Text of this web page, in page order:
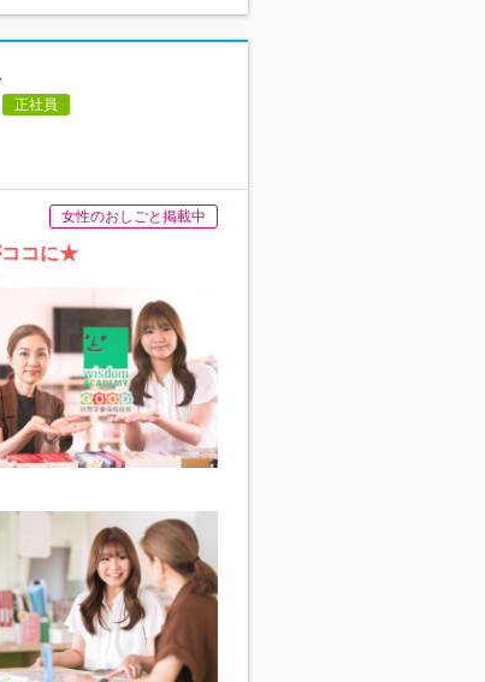
正社員
女性のおしごと掲載中
ココに★